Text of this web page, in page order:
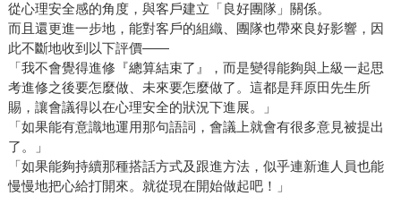
從心理安全感的角度，與客戶建立「良好團隊」關係。
而且還更進一步地，能對客戶的組織、團隊也帶來良好影響，因
此不斷地收到以下評價——
「我不會覺得進修『總算結束了』，而是變得能夠與上級一起思
考進修之後要怎麼做、未來要怎麼做了。這都是拜原田先生所
賜，讓會議得以在心理安全的狀況下進展。」
「如果能有意識地運用那句語詞，會議上就會有很多意見被提出
了。」
「如果能夠持續那種搭話方式及跟進方法，似乎連新進人員也能
慢慢地把心給打開來。就從現在開始做起吧！」